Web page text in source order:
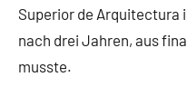
Superior de Arquitectura
nach drei Jahren, aus
musste.